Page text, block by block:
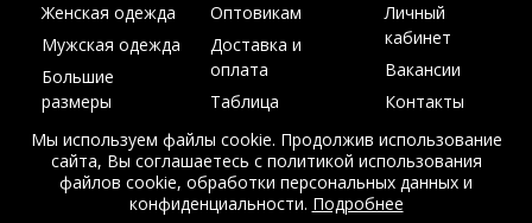
Женская одежда
Мужская одежда
Большие
размеры
Акции
Оптовикам
Доставка и
оплата
Таблица
Личный
кабинет
Вакансии
Контакты
Мы используем файлы cookie. Продолжив использование
сайта, Вы соглашаетесь с политикой использования
файлов cookie, обработки персональных данных и
конфиденциальности. Подробнее